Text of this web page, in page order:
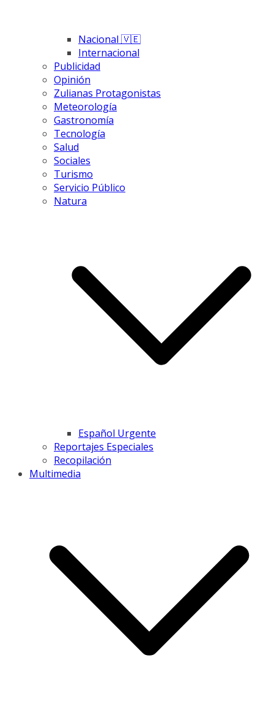
Nacional 🇻🇪
Internacional
Publicidad
Opinión
Zulianas Protagonistas
Meteorología
Gastronomía
Tecnología
Salud
Sociales
Turismo
Servicio Público
Natura
Español Urgente
Reportajes Especiales
Recopilación
Multimedia